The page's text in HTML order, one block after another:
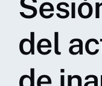
PUBLICACIONES
BLOG
del